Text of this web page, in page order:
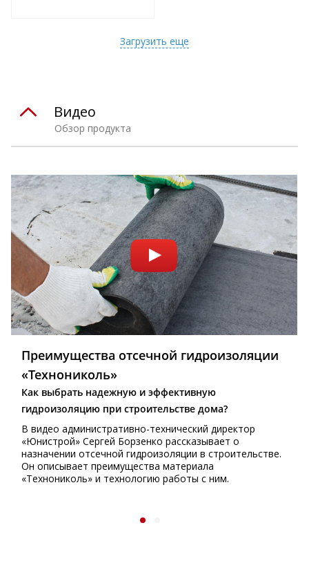
Загрузить еще
Обзор продукта
Видео
Преимущества отсечной гидроизоляции
«Технониколь»
Как выбрать надежную и эффективную
гидроизоляцию при строительстве дома?
В видео административно-технический директор
«Юнистрой» Сергей Борзенко рассказывает о
назначении отсечной гидроизоляции в строительстве.
Он описывает преимущества материала
«Технониколь» и технологию работы с ним.